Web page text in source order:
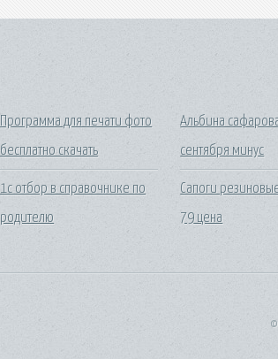
Программа для печати фото
бесплатно скачать
1с отбор в справочнике по
родителю
Альбина
сентября минус
Сапоги
79 цена